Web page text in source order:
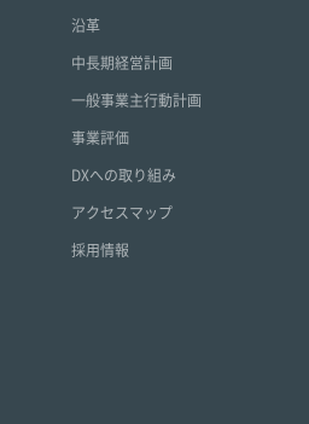
沿革
中長期経営計画
一般事業主行動計画
事業評価
DXへの取り組み
アクセスマップ
採用情報